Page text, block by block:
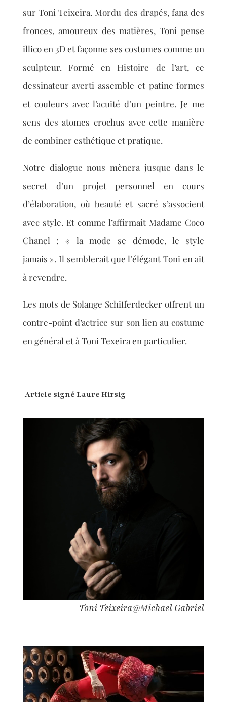
sur Toni Teixeira. Mordu des drapés, fana des
fronces, amoureux des matières, Toni pense
illico en 3D et façonne ses costumes comme un
sculpteur. Formé en Histoire de l’art, ce
dessinateur averti assemble et patine formes
et couleurs avec l’acuité d’un peintre. Je me
sens des atomes crochus avec cette manière
de combiner esthétique et pratique.
Notre dialogue nous mènera jusque dans le
secret d’un projet personnel en cours
d’élaboration, où beauté et sacré s’associent
avec style. Et comme l’affirmait Madame Coco
Chanel : « la mode se démode, le style
jamais ». Il semblerait que l’élégant Toni en ait
à revendre.
Les mots de Solange Schifferdecker offrent un
contre-point d’actrice sur son lien au costume
en général et à Toni Texeira en particulier.
Article signé Laure Hirsig
Toni Teixeira@Michael Gabriel